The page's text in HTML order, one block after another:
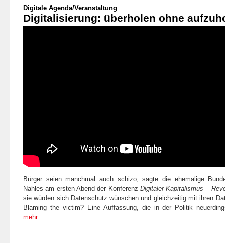
Digitale Agenda/Veranstaltung
Digitalisierung: überholen ohne
Bürger seien manchmal auch schizo, sagte die ehemalige
Nahles am ersten Abend der Konferenz Digitaler Kapitalismus –
sie würden sich Datenschutz wünschen und gleichzeitig mit ihren
Blaming the victim? Eine Auffassung, die in der Politik
mehr…